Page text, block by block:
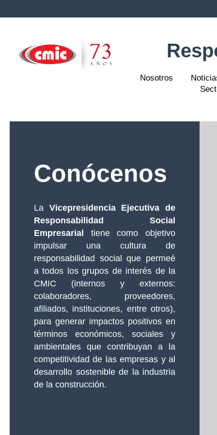
Nosotros
Conócenos
La Vicepresidencia Ejecutiva de
Responsabilidad Social
Empresarial
tiene como objetivo
impulsar una cultura de
responsabilidad social que permeé
a todos los grupos de interés de la
CMIC (internos y externos:
colaboradores, proveedores,
afiliados, instituciones, entre otros),
para generar impactos positivos en
términos económicos, sociales y
ambientales que contribuyan a la
competitividad de las empresas y al
desarrollo sostenible de la industria
de la construcción.